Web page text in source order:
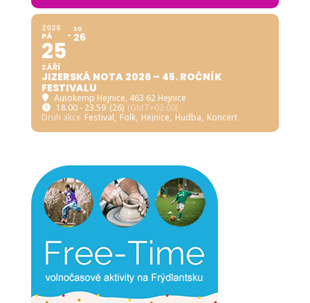
2026
PÁ
25
ZÁŘÍ
SO
26
JIZERSKÁ NOTA 2026 – 45. ROČNÍK
FESTIVALU
Autokemp Hejnice, 463 62 Hejnice
18.00 - 23.59 (26) (GMT+02:00)
Druh akce Festival, Folk, Hejnice, Hudba, Koncert